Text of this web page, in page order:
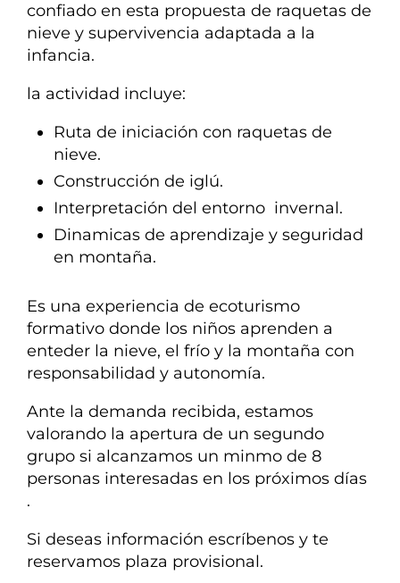
confiado en esta propuesta de raquetas de
nieve y supervivencia adaptada a la
infancia.
la actividad incluye:
Ruta de iniciación con raquetas de
nieve.
Construcción de iglú.
Interpretación del entorno invernal.
Dinamicas de aprendizaje y seguridad
en montaña.
Es una experiencia de ecoturismo
formativo donde los niños aprenden a
enteder la nieve, el frío y la montaña con
responsabilidad y autonomía.
Ante la demanda recibida, estamos
valorando la apertura de un segundo
grupo si alcanzamos un minmo de 8
personas interesadas en los próximos días
.
Si deseas información escríbenos y te
reservamos plaza provisional.